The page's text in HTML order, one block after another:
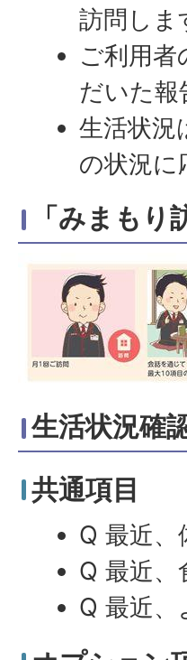
訪問しま
ご利用
だいた
生活状況
の状況に
「みまも
生活状況確
共通項目
Q 最近
Q 最近
Q 最近